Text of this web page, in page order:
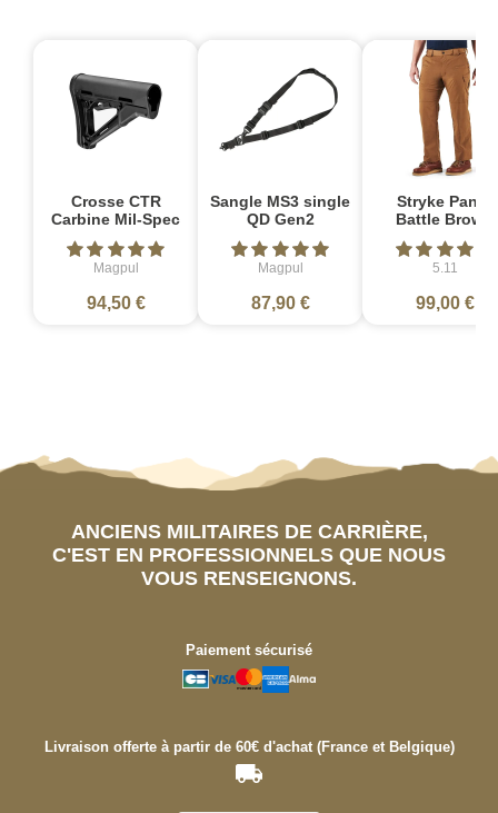
Crosse CTR
Carbine Mil-Spec
Magpul
94,50 €
Sangle MS3 single
QD Gen2
Magpul
87,90 €
Stryke Pant -
Battle Brown
5.11
99,00 €
ANCIENS MILITAIRES DE CARRIÈRE,
C'EST EN PROFESSIONNELS QUE NOUS
VOUS RENSEIGNONS.
Paiement sécurisé
Livraison offerte à partir de 60€ d'achat (France et Belgique)